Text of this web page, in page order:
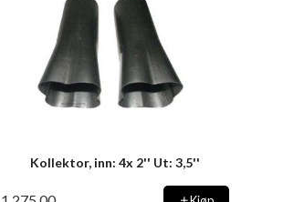
Kollektor, inn: 4x 2'' Ut: 3,5''